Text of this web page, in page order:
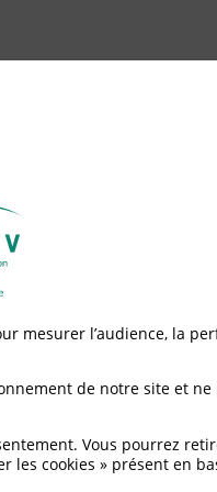
et
bien
mesurer l’audience, la
de notre site et ne
Vous pourrez
les cookies » présent en